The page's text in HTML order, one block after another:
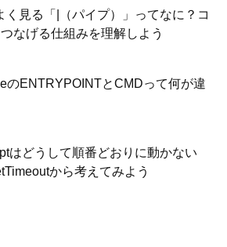
く見る「|（パイプ）」ってなに？コ
なげる仕組みを理解しよう
のENTRYPOINTとCMDって何が違
はどうして順番どおりに動かない
から考えてみよう